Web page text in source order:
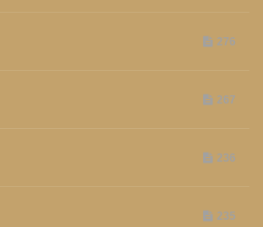
276
267
236
235